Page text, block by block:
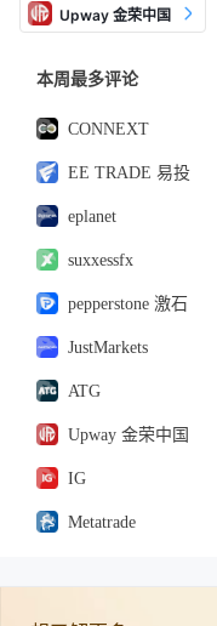
Upway 金荣中国
本周最多评论
CONNEXT
EE TRADE 易投
eplanet
suxxessfx
pepperstone 激石
JustMarkets
ATG
Upway 金荣中国
IG
Metatrade